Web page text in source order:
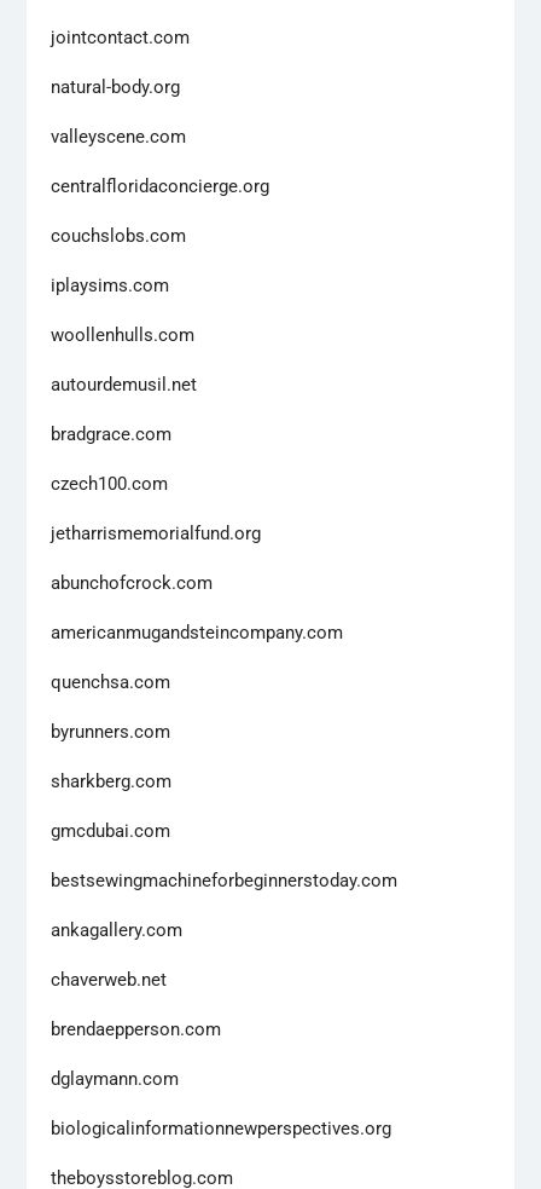
jointcontact.com
natural-body.org
valleyscene.com
centralfloridaconcierge.org
couchslobs.com
iplaysims.com
woollenhulls.com
autourdemusil.net
bradgrace.com
czech100.com
jetharrismemorialfund.org
abunchofcrock.com
americanmugandsteincompany.com
quenchsa.com
byrunners.com
sharkberg.com
gmcdubai.com
bestsewingmachineforbeginnerstoday.com
ankagallery.com
chaverweb.net
brendaepperson.com
dglaymann.com
biologicalinformationnewperspectives.org
theboysstoreblog.com